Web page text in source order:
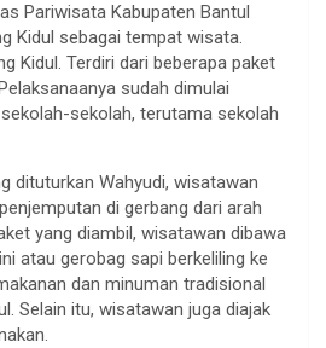
Pariwisata Kabupaten Bantul
Kidul sebagai tempat wisata.
Kidul. Terdiri dari beberapa paket
sudah dimulai
sekolah, terutama sekolah
dituturkan Wahyudi, wisatawan
di gerbang dari arah
yang diambil, wisatawan dibawa
atau gerobag sapi berkeliling ke
dan minuman tradisional
Selain itu, wisatawan juga diajak